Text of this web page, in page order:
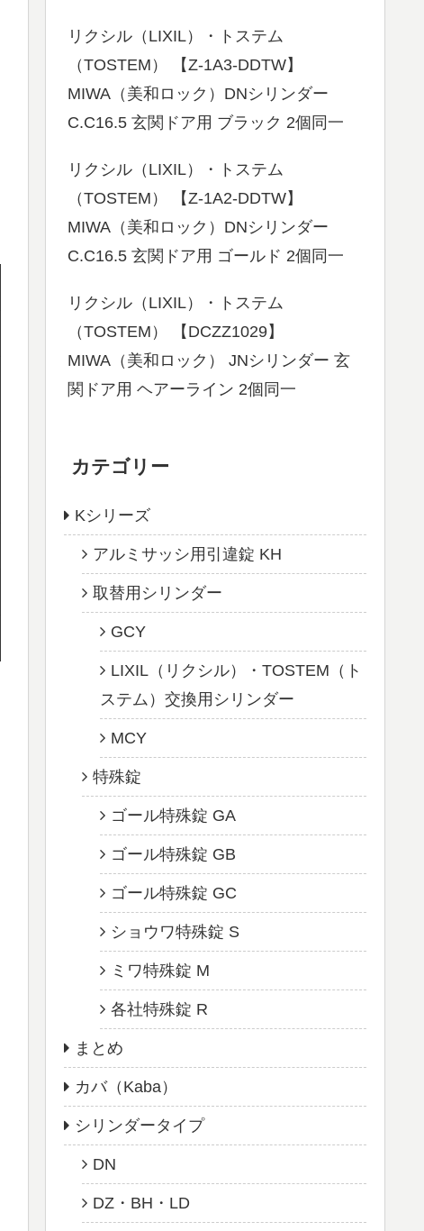
リクシル（LIXIL）・トステム
（TOSTEM） 【Z-1A3-DDTW】
MIWA（美和ロック）DNシリンダー
C.C16.5 玄関ドア用 ブラック 2個同一
リクシル（LIXIL）・トステム
（TOSTEM） 【Z-1A2-DDTW】
MIWA（美和ロック）DNシリンダー
C.C16.5 玄関ドア用 ゴールド 2個同一
リクシル（LIXIL）・トステム
（TOSTEM） 【DCZZ1029】
MIWA（美和ロック） JNシリンダー 玄
関ドア用 ヘアーライン 2個同一
カテゴリー
Kシリーズ
アルミサッシ用引違錠 KH
取替用シリンダー
GCY
LIXIL（リクシル）・TOSTEM（ト
ステム）交換用シリンダー
MCY
特殊錠
ゴール特殊錠 GA
ゴール特殊錠 GB
ゴール特殊錠 GC
ショウワ特殊錠 S
ミワ特殊錠 M
各社特殊錠 R
まとめ
カバ（Kaba）
シリンダータイプ
DN
DZ・BH・LD